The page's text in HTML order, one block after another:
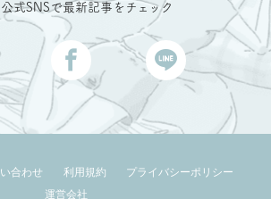
式SNSで最新記事をチェック
合わせ 利用規約
プライバシーポリシー
運営会社